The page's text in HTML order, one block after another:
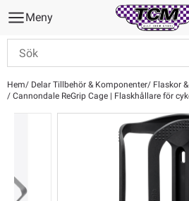
Meny
Hem Delar Tillbehör & Komponenter Flaskor
Cannondale ReGrip Cage | Flaskhållare för